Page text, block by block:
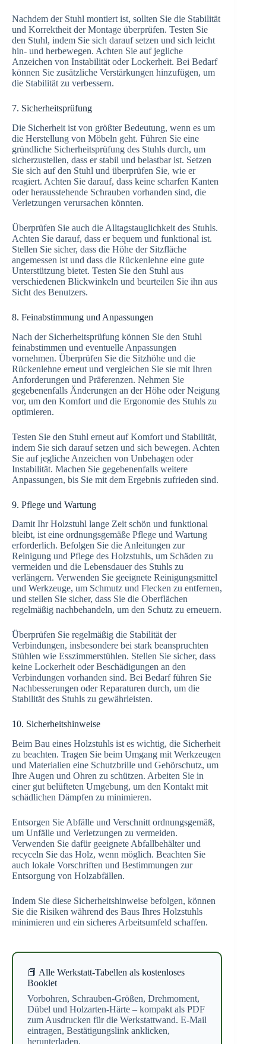
Nachdem der Stuhl montiert ist, sollten Sie die Stabilität
und Korrektheit der Montage überprüfen. Testen Sie
den Stuhl, indem Sie sich darauf setzen und sich leicht
hin- und herbewegen. Achten Sie auf jegliche
Anzeichen von Instabilität oder Lockerheit. Bei Bedarf
können Sie zusätzliche Verstärkungen hinzufügen, um
die Stabilität zu verbessern.
7. Sicherheitsprüfung
Die Sicherheit ist von größter Bedeutung, wenn es um
die Herstellung von Möbeln geht. Führen Sie eine
gründliche Sicherheitsprüfung des Stuhls durch, um
sicherzustellen, dass er stabil und belastbar ist. Setzen
Sie sich auf den Stuhl und überprüfen Sie, wie er
reagiert. Achten Sie darauf, dass keine scharfen Kanten
oder herausstehende Schrauben vorhanden sind, die
Verletzungen verursachen könnten.
Überprüfen Sie auch die Alltagstauglichkeit des Stuhls.
Achten Sie darauf, dass er bequem und funktional ist.
Stellen Sie sicher, dass die Höhe der Sitzfläche
angemessen ist und dass die Rückenlehne eine gute
Unterstützung bietet. Testen Sie den Stuhl aus
verschiedenen Blickwinkeln und beurteilen Sie ihn aus
Sicht des Benutzers.
8. Feinabstimmung und Anpassungen
Nach der Sicherheitsprüfung können Sie den Stuhl
feinabstimmen und eventuelle Anpassungen
vornehmen. Überprüfen Sie die Sitzhöhe und die
Rückenlehne erneut und vergleichen Sie sie mit Ihren
Anforderungen und Präferenzen. Nehmen Sie
gegebenenfalls Änderungen an der Höhe oder Neigung
vor, um den Komfort und die Ergonomie des Stuhls zu
optimieren.
Testen Sie den Stuhl erneut auf Komfort und Stabilität,
indem Sie sich darauf setzen und sich bewegen. Achten
Sie auf jegliche Anzeichen von Unbehagen oder
Instabilität. Machen Sie gegebenenfalls weitere
Anpassungen, bis Sie mit dem Ergebnis zufrieden sind.
9. Pflege und Wartung
Damit Ihr Holzstuhl lange Zeit schön und funktional
bleibt, ist eine ordnungsgemäße Pflege und Wartung
erforderlich. Befolgen Sie die Anleitungen zur
Reinigung und Pflege des Holzstuhls, um Schäden zu
vermeiden und die Lebensdauer des Stuhls zu
verlängern. Verwenden Sie geeignete Reinigungsmittel
und Werkzeuge, um Schmutz und Flecken zu entfernen,
und stellen Sie sicher, dass Sie die Oberflächen
regelmäßig nachbehandeln, um den Schutz zu erneuern.
Überprüfen Sie regelmäßig die Stabilität der
Verbindungen, insbesondere bei stark beanspruchten
Stühlen wie Esszimmerstühlen. Stellen Sie sicher, dass
keine Lockerheit oder Beschädigungen an den
Verbindungen vorhanden sind. Bei Bedarf führen Sie
Nachbesserungen oder Reparaturen durch, um die
Stabilität des Stuhls zu gewährleisten.
10. Sicherheitshinweise
Beim Bau eines Holzstuhls ist es wichtig, die Sicherheit
zu beachten. Tragen Sie beim Umgang mit Werkzeugen
und Materialien eine Schutzbrille und Gehörschutz, um
Ihre Augen und Ohren zu schützen. Arbeiten Sie in
einer gut belüfteten Umgebung, um den Kontakt mit
schädlichen Dämpfen zu minimieren.
Entsorgen Sie Abfälle und Verschnitt ordnungsgemäß,
um Unfälle und Verletzungen zu vermeiden.
Verwenden Sie dafür geeignete Abfallbehälter und
recyceln Sie das Holz, wenn möglich. Beachten Sie
auch lokale Vorschriften und Bestimmungen zur
Entsorgung von Holzabfällen.
Indem Sie diese Sicherheitshinweise befolgen, können
Sie die Risiken während des Baus Ihres Holzstuhls
minimieren und ein sicheres Arbeitsumfeld schaffen.
📕 Alle Werkstatt-Tabellen als kostenloses
Booklet
Vorbohren, Schrauben-Größen, Drehmoment,
Dübel und Holzarten-Härte – kompakt als PDF
zum Ausdrucken für die Werkstattwand. E-Mail
eintragen, Bestätigungslink anklicken,
herunterladen.